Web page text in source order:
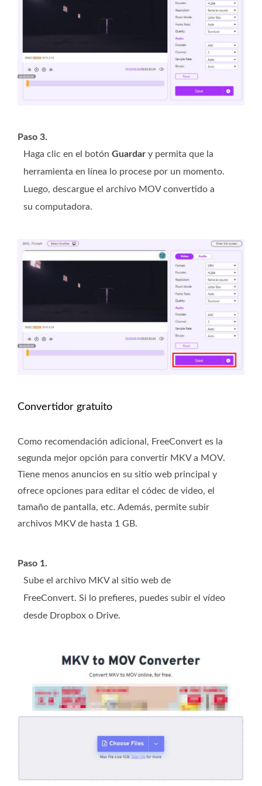
Paso 3.
Haga clic en el botón Guardar y permita que la
herramienta en línea lo procese por un momento.
Luego, descargue el archivo MOV convertido a
su computadora.
Convertidor gratuito
Como recomendación adicional, FreeConvert es la
segunda mejor opción para convertir MKV a MOV.
Tiene menos anuncios en su sitio web principal y
ofrece opciones para editar el códec de video, el
tamaño de pantalla, etc. Además, permite subir
archivos MKV de hasta 1 GB.
Paso 1.
Sube el archivo MKV al sitio web de
FreeConvert. Si lo prefieres, puedes subir el vídeo
desde Dropbox o Drive.